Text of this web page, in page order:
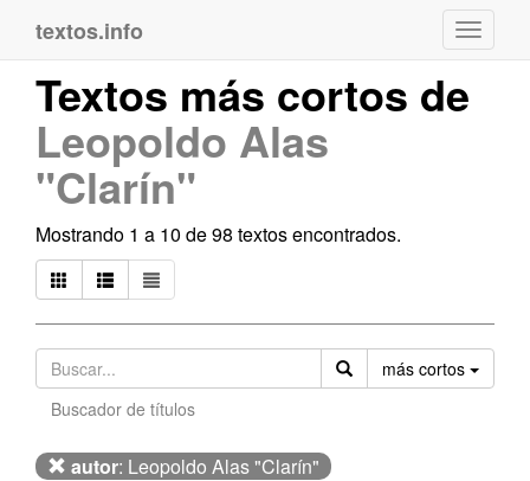
textos.info
Textos más cortos de
Leopoldo Alas
"Clarín"
Mostrando 1 a 10 de 98 textos encontrados.
más cortos
Buscador de títulos
autor: Leopoldo Alas "Clarín"